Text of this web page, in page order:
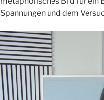
Spannungen und dem